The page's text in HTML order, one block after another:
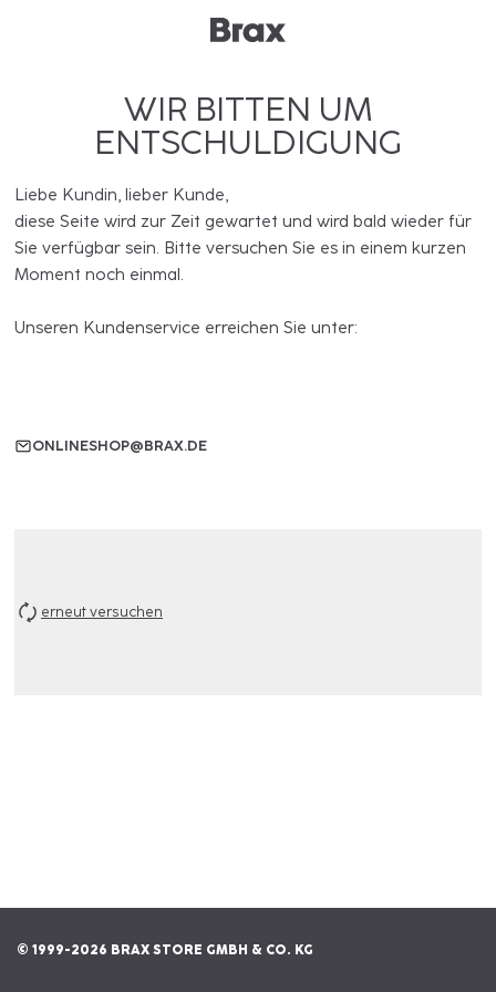
WIR BITTEN UM
ENTSCHULDIGUNG
Liebe Kundin, lieber Kunde,
diese Seite wird zur Zeit gewartet und wird bald wieder für
Sie verfügbar sein. Bitte versuchen Sie es in einem kurzen
Moment noch einmal.
Unseren Kundenservice erreichen Sie unter:
ONLINESHOP@BRAX.DE
erneut versuchen
© 1999-2026 BRAX STORE GMBH & CO. KG